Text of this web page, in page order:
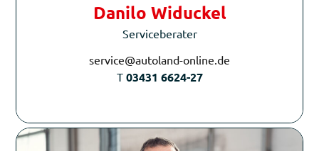
Danilo Widuckel
Serviceberater
service@autoland-online.de
T 03431 6624-27